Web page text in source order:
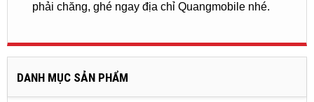
phải chăng, ghé ngay địa chỉ Quangmobile nhé.
DANH MỤC SẢN PHẨM